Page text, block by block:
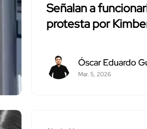
Señalan a
protesta por
Óscar Eduardo
Mar. 5, 2026